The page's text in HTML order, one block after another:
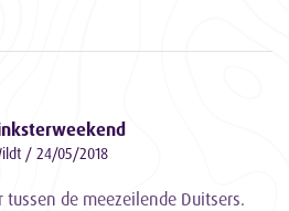
/ 24/05/2018
tussen de meezeilende Duitsers.